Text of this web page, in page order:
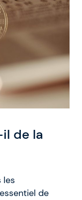
de la
les
de